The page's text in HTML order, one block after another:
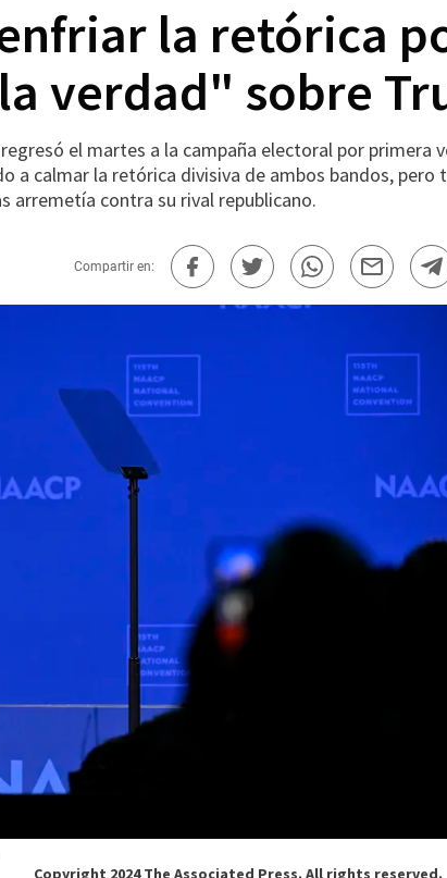
la retórica
verdad" sobre
el martes a la campaña electoral por
a calmar la retórica divisiva de ambos bandos,
arremetía contra su rival republicano.
Compartir en: